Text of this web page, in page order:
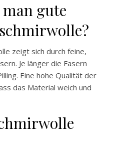
gute
zeigt sich durch feine,
Je länger die Fasern
Eine hohe Qualität der
das Material weich und